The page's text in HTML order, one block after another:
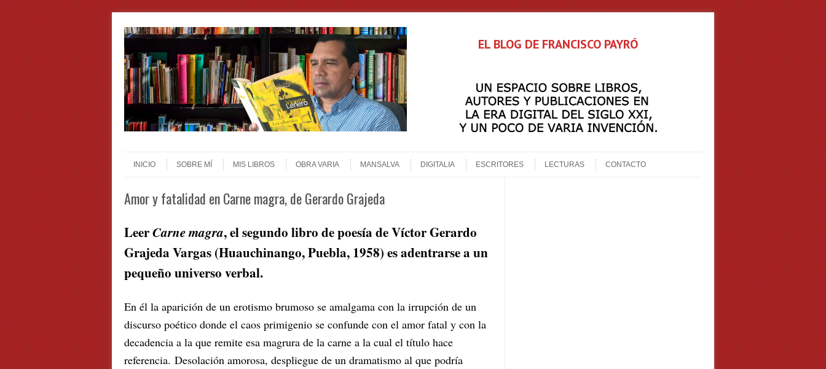
EL BLOG DE FRANCISCO PAYRÓ
Menu
INICIO
SOBRE MÍ MIS LIBROS OBRA VARIA MANSALVA DIGITALIA ESCRITORES LECTURAS CONTACTO
Amor y fatalidad en Carne magra, de Gerardo Grajeda
LeerCarne magra, el segundo libro de poesía de Víctor Gerardo
Grajeda Vargas (Huauchinango, Puebla, 1958) es adentrarse a un
pequeño universo verbal.
En él la aparición de un erotismo brumoso se amalgama con la irrupción de un
discurso poético donde el caos primigenio se confunde con el amor fatal y con la
decadencia a la que remite esa magrura de la carne a la cual el título hace
referencia. Desolación amorosa, despliegue de un dramatismo al que podría